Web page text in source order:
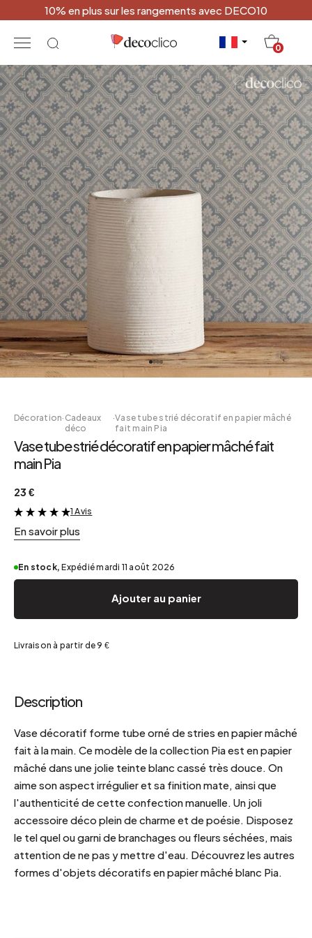
10% en plus sur les rangements avec DECO10
0
Décoration· Cadeaux
déco
·Vase tube strié décoratif en papier mâché
fait main Pia
Vase tube strié décoratif en papier mâché fait
main Pia
23 €
&
1 Avis
En savoir plus
En stock, Expédié mardi 11 août 2026
Ajouter au panier
Livraison à partir de 9 €
Description
Vase décoratif forme tube orné de stries en papier mâché
fait à la main. Ce modèle de la collection Pia est en papier
mâché dans une jolie teinte blanc cassé très douce. On
aime son aspect irrégulier et sa finition mate, ainsi que
l'authenticité de cette confection manuelle. Un joli
accessoire déco plein de charme et de poésie. Disposez
le tel quel ou garni de branchages ou fleurs séchées, mais
attention de ne pas y mettre d'eau. Découvrez les autres
formes d'objets décoratifs en papier mâché blanc Pia.